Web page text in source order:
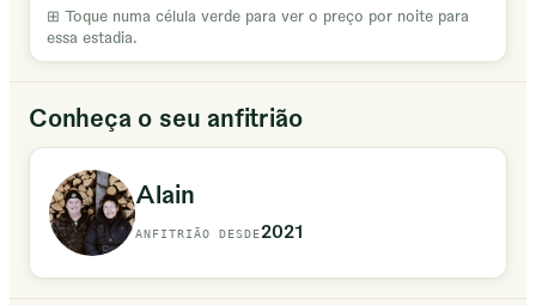
⊞ Toque numa célula verde para ver o preço por noite para
essa estadia.
Conheça o seu anfitrião
Alain
ANFITRIÃO DESDE2021